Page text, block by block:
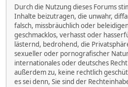
Durch die Nutzung dieses Forums
Inhalte beizutragen, die unwahr,
falsch, missbräuchlich oder
geschmacklos, verhasst oder
lästernd, bedrohend, die
sexueller oder pornografischer
internationales oder deutsches
außerdem zu, keine rechtlich
es sei denn, Sie sind der